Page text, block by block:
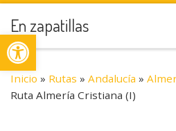
Abrir barra de
Saltar al contenido
En zapatillas
Inicio » Rutas » Andalucía »
Ruta Almería Cristiana (I)